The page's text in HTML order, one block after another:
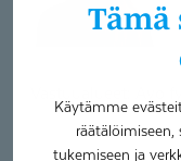
Tämä
Käytämme
räätälöimiseen,
tukemiseen ja